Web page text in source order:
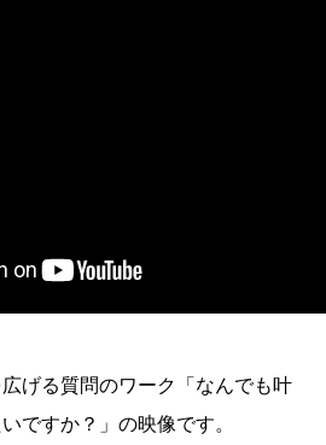
げる質問のワーク「なんでも叶
ですか？」の映像です。